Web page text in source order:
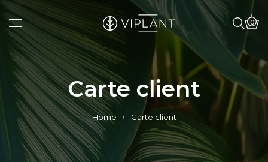
0
Carte client
Home › Carte client